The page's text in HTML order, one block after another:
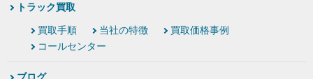
トラック買取
買取手順 当社の特徴
買取価格事例
コールセンター
ブログ